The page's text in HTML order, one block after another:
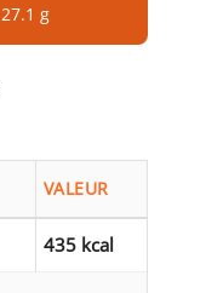
27.1 g
VALEUR
435 kcal